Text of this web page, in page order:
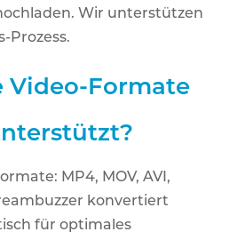
Wir unterstützen
Prozess.
Video-Formate
MP4, MOV, AVI,
konvertiert
für optimales